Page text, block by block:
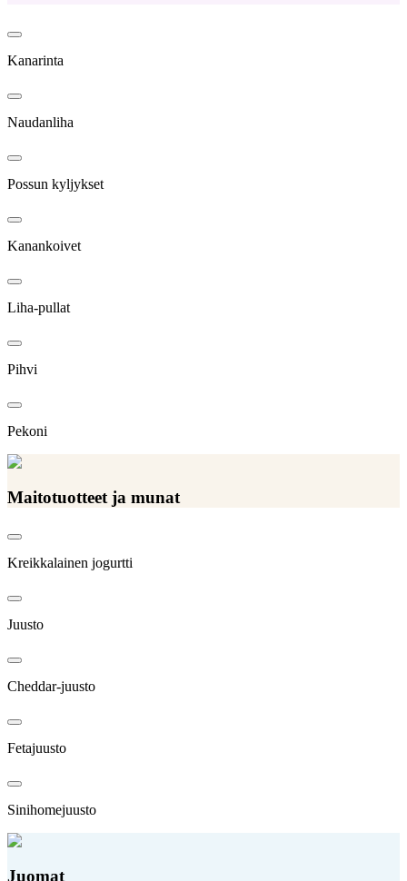
Kanarinta
Naudanliha
Possun kyljykset
Kanankoivet
Liha-pullat
Pihvi
Pekoni
Maitotuotteet ja munat
Kreikkalainen jogurtti
Juusto
Cheddar-juusto
Fetajuusto
Sinihomejuusto
Juomat